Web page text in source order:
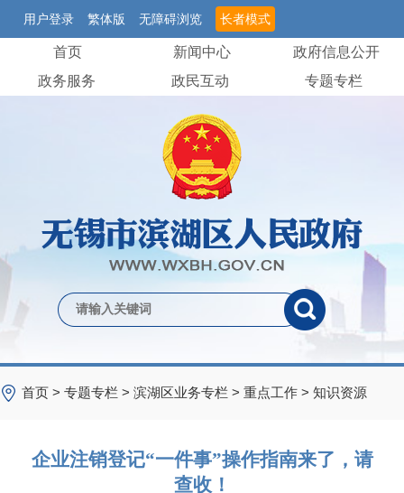
用户登录 繁体版 无障碍浏览 长者模式
首页 新闻中心
政府信息公开
政务服务
政民互动 专题专栏
首页 > 专题专栏 > 滨湖区业务专栏 > 重点工作 > 知识资源
企业注销登记“一件事”操作指南来了，请
查收！